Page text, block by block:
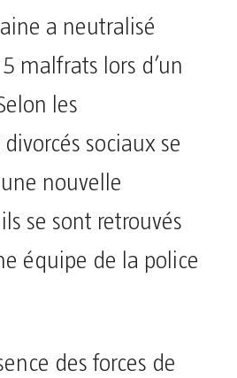
a neutralisé
malfrats lors d’un
les
sociaux se
nouvelle
se sont retrouvés
équipe de la police
des forces de